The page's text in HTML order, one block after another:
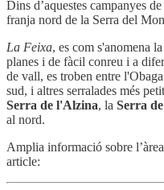
Dins d’aquestes campanyes
franja nord de la Serra del
La Feixa, es com s'anomena
planes i de fàcil conreu i a
de vall, es troben entre
sud, i altres serralades més
Serra de l'Alzina, la Serra
al nord.
Amplia informació sobre
article: